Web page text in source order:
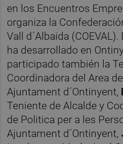
en los Encuentros
organiza la
Vall d´Albaida
ha desarrollado en
participado también la
Coordinadora del Area
Ajuntament d´Ontinyent,
Teniente de Alcalde y
de Politica per a les
Ajuntament d´Ontinyent,